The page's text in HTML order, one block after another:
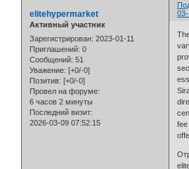
elitehypermarket
Активный участник
Зарегистрирован: 2023-01-11
Приглашений: 0
Сообщений: 51
Уважение: [+0/-0]
Позитив: [+0/-0]
Провел на форуме:
6 часов 2 минуты
Последний визит:
2026-03-09 07:52:15